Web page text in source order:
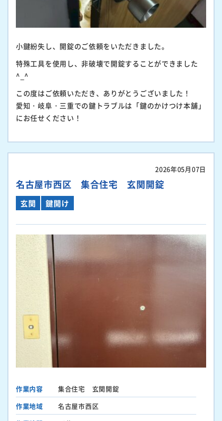
小鍵紛失し、開錠のご依頼をいただきました。
特殊工具を使用し、非破壊で開錠することができました
^_^
この度はご依頼いただき、ありがとうございました！
愛知・岐阜・三重での鍵トラブルは「鍵のかけつけ本舗」
にお任せください！
2026年05月07日
名古屋市西区 集合住宅 玄関開錠
玄関 鍵開け
作業内容
集合住宅 玄関開錠
作業地域
名古屋市西区